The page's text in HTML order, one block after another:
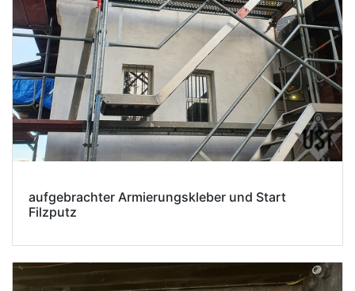
aufgebrachter Armierungskleber und Start
Filzputz